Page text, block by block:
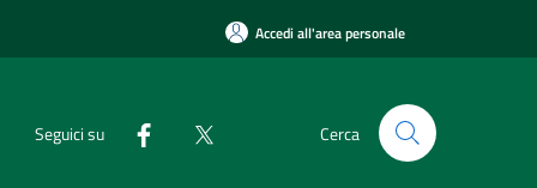
Accedi all'area personale
Seguici su Cerca